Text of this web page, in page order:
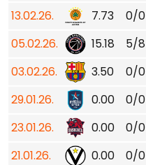
13.02.26.
7.73 0/0
05.02.26.
15.18 5/8
03.02.26.
3.50 0/0
29.01.26.
0.00 0/0
23.01.26.
0.00 0/0
21.01.26.
0.00 0/0